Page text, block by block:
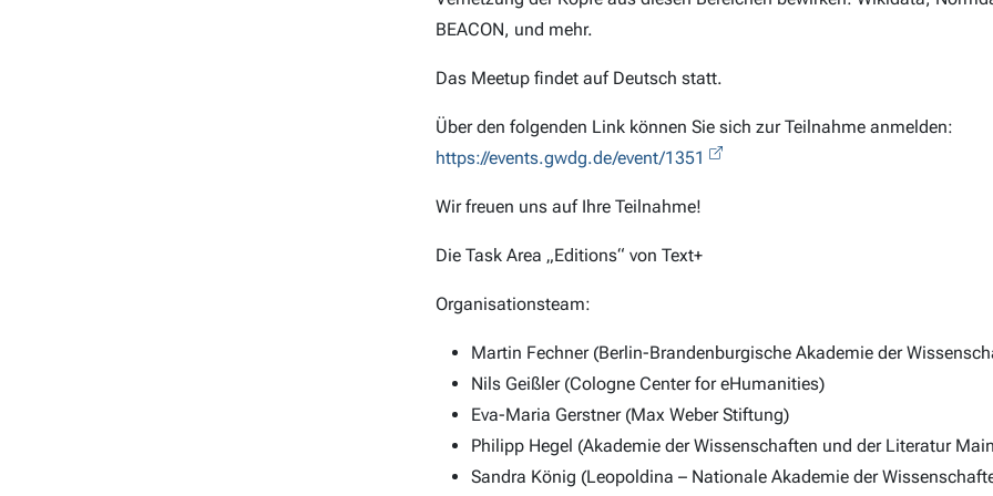
BEACON, und mehr.
Das Meetup findet auf Deutsch statt.
Über den folgenden Link können Sie sich zur Teilnahme anmelden:
https://events.gwdg.de/event/1351
Wir freuen uns auf Ihre Teilnahme!
Die Task Area „Editions“ von Text+
Organisationsteam:
Martin Fechner (Berlin-Brandenburgische Akademie der
Nils Geißler (Cologne Center for eHumanities)
Eva-Maria Gerstner (Max Weber Stiftung)
Philipp Hegel (Akademie der Wissenschaften und der Literatur
Sandra König (Leopoldina – Nationale Akademie der